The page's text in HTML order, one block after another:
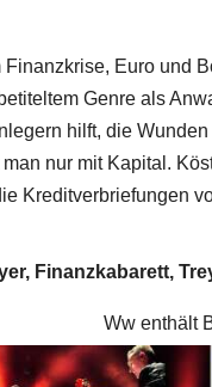
Finanzkrise, Euro und
Genre als
hilft, die
nur mit Kapital.
Kreditverbriefungen
Finanzkabarett,
Ww enthält